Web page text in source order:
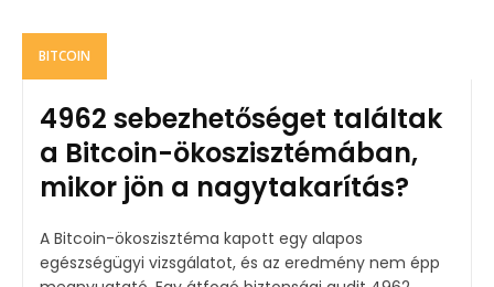
BITCOIN
4962 sebezhetőséget találtak
a Bitcoin-ökoszisztémában,
mikor jön a nagytakarítás?
A Bitcoin-ökoszisztéma kapott egy alapos
egészségügyi vizsgálatot, és az eredmény nem épp